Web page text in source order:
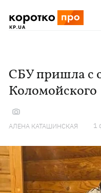
СБУ пришла с
Коломойского
АЛЕНА КАТАШИНСКАЯ 1